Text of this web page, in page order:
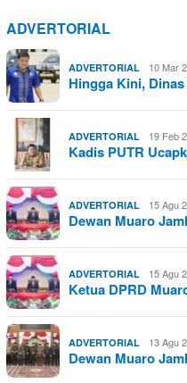
ADVERTORIAL
ADVERTORIAL 10 Mar
Hingga Kini,
ADVERTORIAL 19 Feb
Kadis PUTR
ADVERTORIAL 15 Agu
Dewan Muaro
ADVERTORIAL 15 Agu
Ketua DPRD
ADVERTORIAL 13 Agu
Dewan Muaro